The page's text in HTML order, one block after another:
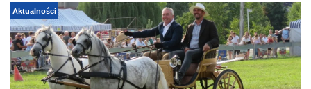
Aktualności